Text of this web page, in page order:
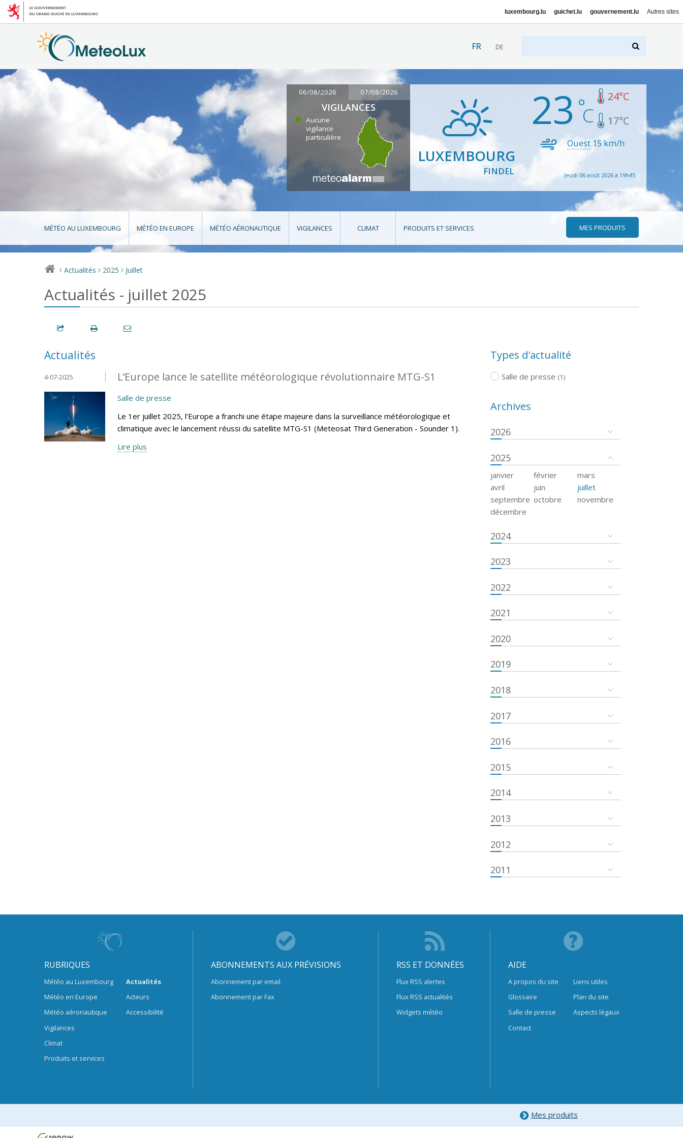
luxembourg.lu guichet.lu gouvernement.lu Autres sites
FR DE
06/08/2026 07/08/2026
VIGILANCES
Aucune
vigilance
particulière
LUXEMBOURG
FINDEL
23 24°C
17°C
Ouest 15 km/h
Jeudi 06 août 2026 à 19h45
MÉTÉO AU LUXEMBOURG MÉTÉO EN EUROPE MÉTÉO AÉRONAUTIQUE VIGILANCES CLIMAT PRODUITS ET SERVICES MES PRODUITS
> Actualités > 2025 > Juillet
Actualités - juillet 2025
Actualités
L’Europe lance le satellite météorologique révolutionnaire MTG-S1
4-07-2025
Salle de presse
Le 1er juillet 2025, l’Europe a franchi une étape majeure dans la surveillance météorologique et
climatique avec le lancement réussi du satellite MTG-S1 (Meteosat Third Generation - Sounder 1).
Lire plus
Types d'actualité
Salle de presse (1)
Archives
2026
2025
janvier février
mars
avril
juin
juillet
septembre octobre
novembre
décembre
2024
2023
2022
2021
2020
2019
2018
2017
2016
2015
2014
2013
2012
2011
RUBRIQUES
Météo au Luxembourg
Météo en Europe
Météo aéronautique
Vigilances
Climat
Produits et services
Actualités
Acteurs
Accessibilité
ABONNEMENTS AUX PRÉVISIONS
Abonnement par email
Abonnement par Fax
RSS ET DONNÉES
Flux RSS alertes
Flux RSS actualités
Widgets météo
AIDE
A propos du site
Glossaire
Salle de presse
Contact
Liens utiles
Plan du site
Aspects légaux
Mes produits